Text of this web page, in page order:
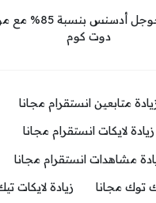
مشاركة أرباح جوجل
دوت كوم
متابعين انستقرام مجانا
زيادة لايكات انستقرام مجانا
مشاهدات انستقرام مجانا
توك مجانا
زيادة لايكات